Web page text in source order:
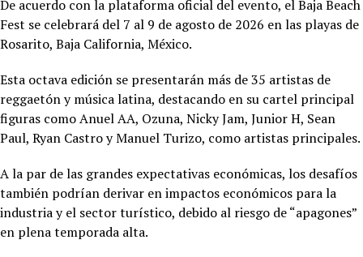
De acuerdo con la plataforma oficial del evento, el Baja Beach
Fest se celebrará del 7 al 9 de agosto de 2026 en las playas de
Rosarito, Baja California, México.
Esta octava edición se presentarán más de 35 artistas de
reggaetón y música latina, destacando en su cartel principal
figuras como Anuel AA, Ozuna, Nicky Jam, Junior H, Sean
Paul, Ryan Castro y Manuel Turizo, como artistas principales.
A la par de las grandes expectativas económicas, los desafíos
también podrían derivar en impactos económicos para la
industria y el sector turístico, debido al riesgo de “apagones”
en plena temporada alta.